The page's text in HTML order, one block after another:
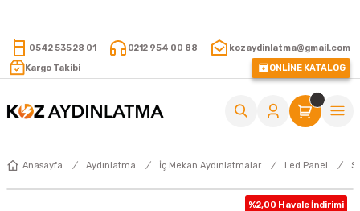
0542 535 28 01 0212 954 00 88
kozaydinlatma@gmail.com
Kargo Takibi
ONLİNE KATALOG
Anasayfa Aydınlatma İç Mekan Aydınlatmalar Led Panel
%2,00 Havale İndirimi